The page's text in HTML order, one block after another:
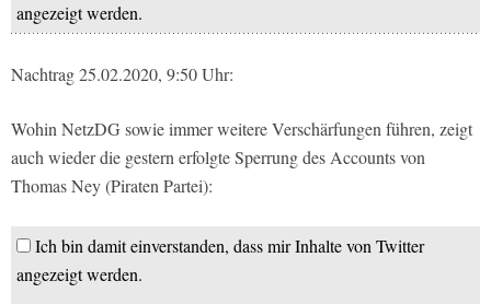
angezeigt werden.
Nachtrag 25.02.2020, 9:50 Uhr:
Wohin NetzDG sowie immer weitere Verschärfungen führen, zeigt
auch wieder die gestern erfolgte Sperrung des Accounts von
Thomas Ney (Piraten Partei):
Ich bin damit einverstanden, dass mir Inhalte von Twitter
angezeigt werden.